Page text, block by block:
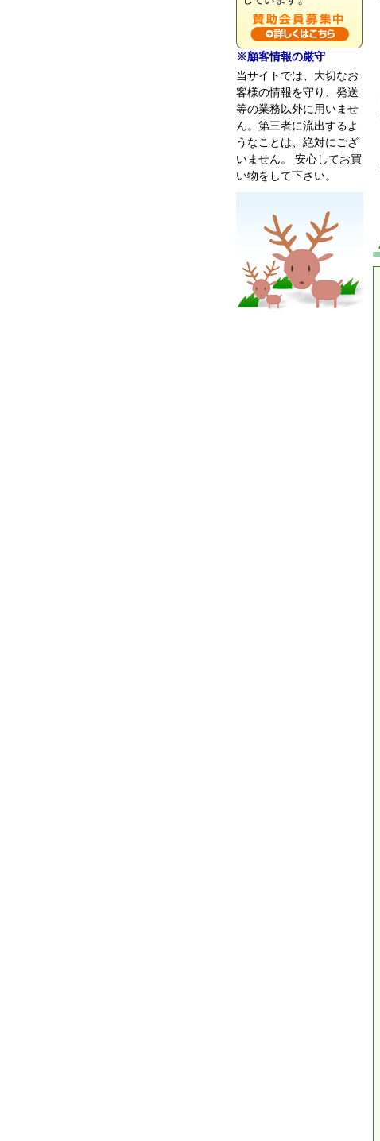
※顧客情報の厳守
当サイトでは、大切なお
客様の情報を守り、発送
等の業務以外に用いませ
ん。第三者に流出するよ
うなことは、絶対にござ
いません。 安心してお買
い物をして下さい。